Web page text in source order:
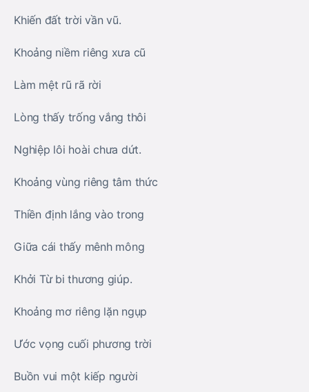
Khiến đất trời vần vũ.
Khoảng niềm riêng xưa cũ
Làm mệt rũ rã rời
Lòng thấy trống vắng thôi
Nghiệp lôi hoài chưa dứt.
Khoảng vùng riêng tâm thức
Thiền định lắng vào trong
Giữa cái thấy mênh mông
Khởi Từ bi thương giúp.
Khoảng mơ riêng lặn ngụp
Ước vọng cuối phương trời
Buồn vui một kiếp người